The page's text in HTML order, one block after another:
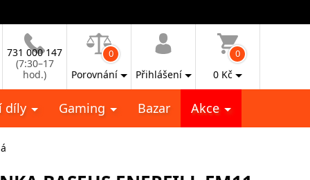
731 000 147
(7:30–17
hod.)
0
Porovnání Přihlášení
0
0 Kč
díly Gaming Bazar Akce